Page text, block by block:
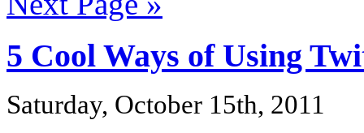
5 Cool Ways of Using
Saturday, October 15th, 2011